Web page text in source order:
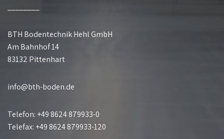
BTH Bodentechnik Hehl GmbH
Am Bahnhof 14
83132 Pittenhart
info@bth-boden.de
Telefon: +49 8624 879933-0
Telefax: +49 8624 879933-120